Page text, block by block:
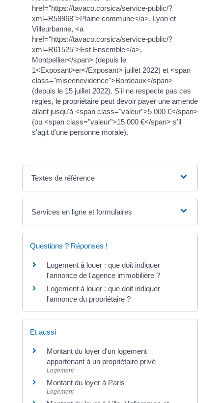
href="https://tavaco.corsica/service-public/?
xml=R59968">Plaine commune</a>, Lyon et
Villeurbanne, <a
href="https://tavaco.corsica/service-public/?
xml=R61525">Est Ensemble</a>,
Montpellier</span> (depuis le
1<Exposant>er</Exposant> juillet 2022) et <span
class="miseenevidence">Bordeaux</span>
(depuis le 15 juillet 2022). S'il ne respecte pas ces
règles, le propriétaire peut devoir payer une amende
allant jusqu'à <span class="valeur">5 000 €</span>
(ou <span class="valeur">15 000 €</span> s'il
s'agit d'une personne morale).
Textes de référence
Services en ligne et formulaires
Questions ? Réponses !
Logement à louer : que doit indiquer
l'annonce de l'agence immobilière ?
Logement à louer : que doit indiquer
l'annonce du propriétaire ?
Et aussi
Montant du loyer d'un logement
appartenant à un propriétaire privé
Logement
Montant du loyer à Paris
Logement